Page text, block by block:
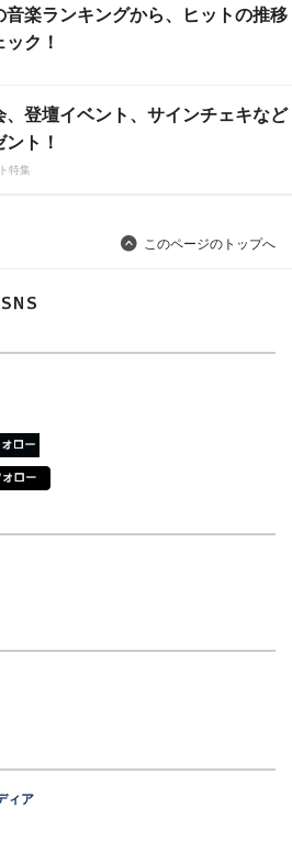
音楽ランキングから、ヒットの推移
ク！
、登壇イベント、サインチェキなど
ト！
特集
このページのトップへ
ィア